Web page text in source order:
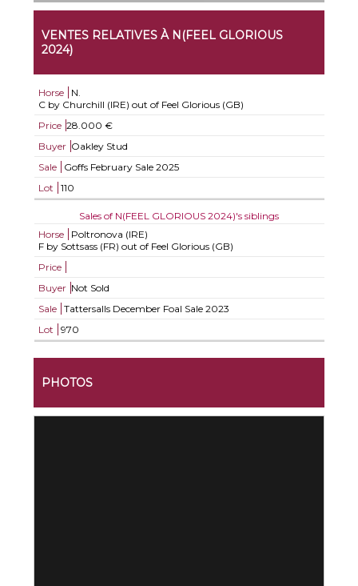
VENTES RELATIVES À N(FEEL GLORIOUS
2024)
Horse
N.
C by Churchill (IRE) out of Feel Glorious (GB)
Price 28.000 €
Buyer Oakley Stud
Sale
Goffs February Sale 2025
Lot
110
Sales of N(FEEL GLORIOUS 2024)'s siblings
Horse
Poltronova (IRE)
F by Sottsass (FR) out of Feel Glorious (GB)
Price
Buyer Not Sold
Sale
Tattersalls December Foal Sale 2023
Lot
970
PHOTOS